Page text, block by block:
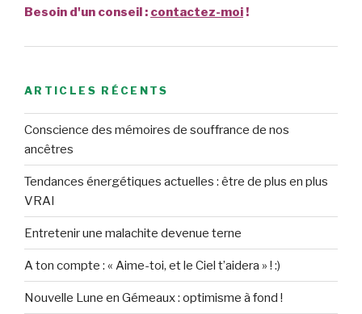
Besoin d'un conseil : contactez-moi!
ARTICLES RÉCENTS
Conscience des mémoires de souffrance de nos
ancêtres
Tendances énergétiques actuelles : être de plus en plus
VRAI
Entretenir une malachite devenue terne
A ton compte : « Aime-toi, et le Ciel t’aidera » ! :)
Nouvelle Lune en Gémeaux : optimisme à fond !